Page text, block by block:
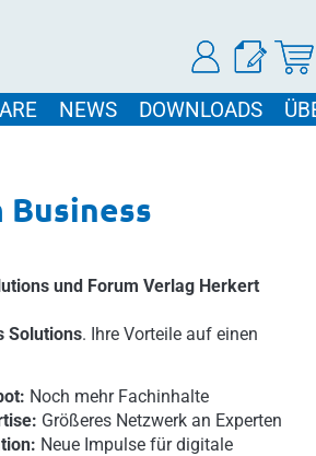
NEWS DOWNLOADS
Business
und Forum Verlag Herkert
Solutions. Ihre Vorteile auf einen
Noch mehr Fachinhalte
Größeres Netzwerk an Experten
Neue Impulse für digitale